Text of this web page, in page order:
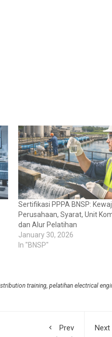
Sertifikasi PPPA BNSP:
Perusahaan, Syarat, Unit
dan Alur Pelatihan
January 30, 2026
In "BNSP"
training pelatihan electrical
Prev
Next